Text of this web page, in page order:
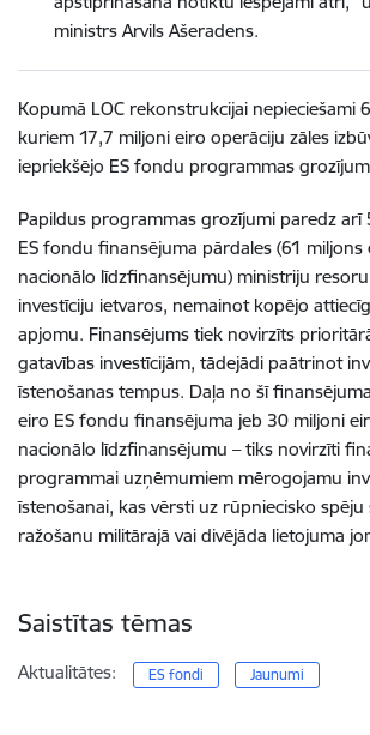
ministrs Arvils Ašeradens.
Kopumā LOC rekonstrukcijai nepieciešami
kuriem 17,7 miljoni eiro operāciju zāles
iepriekšējo ES fondu programmas
Papildus programmas grozījumi paredz arī
ES fondu finansējuma pārdales (61
nacionālo līdzfinansējumu) ministriju
investīciju ietvaros, nemainot kopējo
apjomu. Finansējums tiek novirzīts
gatavības investīcijām, tādejādi paātrinot
īstenošanas tempus. Daļa no šī
eiro ES fondu finansējuma jeb 30 miljoni
nacionālo līdzfinansējumu – tiks novirzīti
programmai uzņēmumiem mērogojamu
īstenošanai, kas vērsti uz rūpniecisko
ražošanu militārajā vai divējāda lietojuma
Saistītas tēmas
Aktualitātes: ES fondi Jaunumi